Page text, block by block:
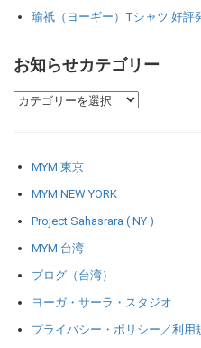
瑜祇（ヨーギー）Tシャツ 好評
お知らせカテゴリー
MYM 東京
MYM NEW YORK
Project Sahasrara ( NY )
MYM 台湾
ブログ（台湾）
ヨーガ・サーラ・スタジオ
プライバシー・ポリシー／利用